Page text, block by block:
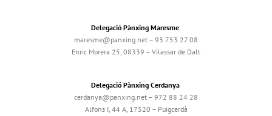
Delegació Pànxing Maresme
maresme@panxing.net – 93 753 27 08
Enric Morera 25, 08339 – Vilassar de Dalt
Delegació Pànxing Cerdanya
cerdanya@panxing.net – 972 88 24 28
Alfons I, 44 A, 17520 – Puigcerdà